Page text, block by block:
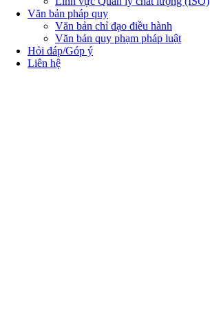
Văn bản pháp quy
Văn bản chỉ đạo điều hành
Văn bản quy phạm pháp luật
Hỏi đáp/Góp ý
Liên hệ